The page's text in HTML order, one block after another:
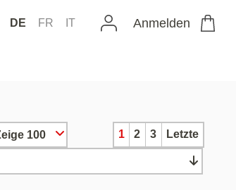
DE FR IT Anmelden
100 1 2 3 Letzte